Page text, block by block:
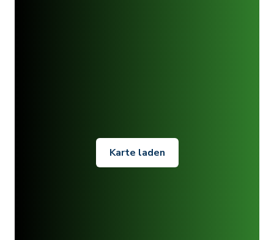
Karte laden